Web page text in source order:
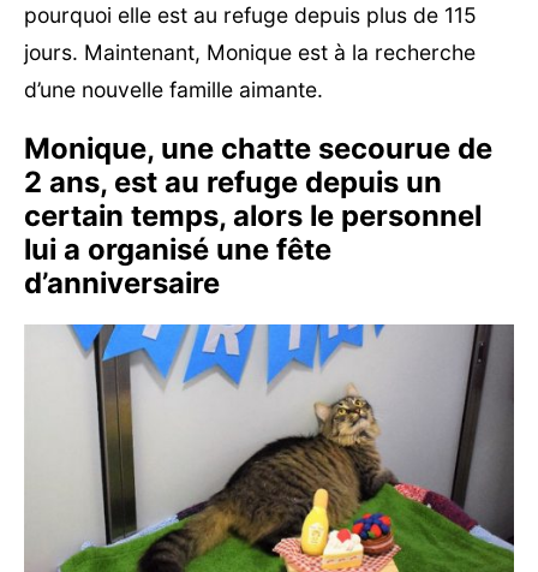
pourquoi elle est au refuge depuis plus de 115
jours. Maintenant, Monique est à la recherche
d’une nouvelle famille aimante.
Monique, une chatte secourue de
2 ans, est au refuge depuis un
certain temps, alors le personnel
lui a organisé une fête
d’anniversaire